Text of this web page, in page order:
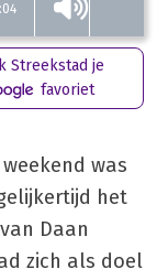
Streekstad je
favoriet
was
het
Daan
zich als doel